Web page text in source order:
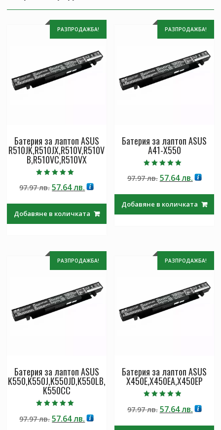
РАЗПРОДАЖБА!
Батерия за лаптоп ASUS
R510JK,R510JX,R510V,R510V
B,R510VC,R510VX
5.00
от 5
97.97лв.Original
97.97 лв..
57.64лв.Текущата
57.64 лв..
Добавяне в количката
РАЗПРОДАЖБА!
Батерия за лаптоп ASUS
A41-X550
5.00
от 5
97.97лв. Original
97.97 лв..
57.64лв.
57.64
Добавяне в количката
РАЗПРОДАЖБА!
Батерия за лаптоп ASUS
K550,K550J,K550JD,K550LB,
K550CC
5.00
от 5
97.97лв.Original
57.64лв.Текущата
РАЗПРОДАЖБА!
Батерия за лаптоп ASUS
X450E,X450EA,X450EP
4.50
от 5
97.97лв. Original
57.64лв.